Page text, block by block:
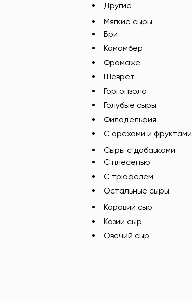
Другие
Мягкие сыры
Бри
Камамбер
Фромаже
Шеврет
Горгонзола
Голубые сыры
Филадельфия
С орехами и фруктами
Сыры с добавками
C плесенью
С трюфелем
Остальные сыры
Коровий сыр
Козий сыр
Овечий сыр